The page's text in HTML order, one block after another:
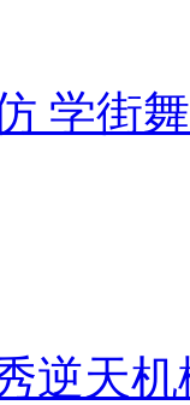
学街
逆天机